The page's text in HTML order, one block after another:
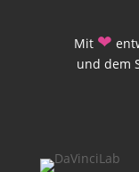
Mit ❤
und dem